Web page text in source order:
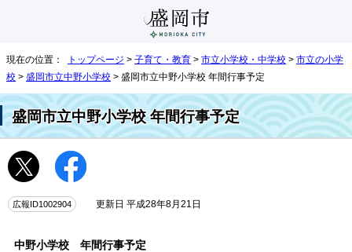
現在の位置： トップページ > 子育て・教育 > 市立小学校・中学校 > 市立の小学
校 > 盛岡市立中野小学校 > 盛岡市立中野小学校 年間行事予定
盛岡市立中野小学校 年間行事予定
広報ID1002904 更新日 平成28年8月21日
中野小学校 年間行事予定